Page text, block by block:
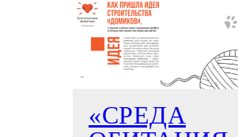
«СРЕДА